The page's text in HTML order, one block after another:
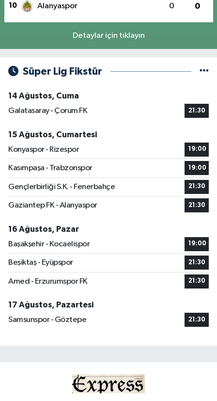
10 Alanyaspor 0 0
Detaylar için tıklayın
Süper Lig Fikstür
14 Ağustos, Cuma
Galatasaray - Çorum FK
21:30
15 Ağustos, Cumartesi
Konyaspor - Rizespor
19:00
Kasımpaşa - Trabzonspor 19:00
Gençlerbirliği S.K. - Fenerbahçe 21:30
Gaziantep FK - Alanyaspor 21:30
16 Ağustos, Pazar
Başakşehir - Kocaelispor
19:00
Beşiktaş - Eyüpspor 21:30
Amed - Erzurumspor FK 21:30
17 Ağustos, Pazartesi
Samsunspor - Göztepe
21:30